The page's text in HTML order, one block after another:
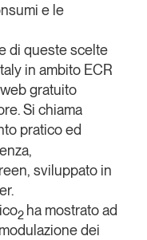
e le
di queste scelte
in ambito ECR
gratuito
Si chiama
pratico ed
, sviluppato in
2 ha mostrato ad
dei